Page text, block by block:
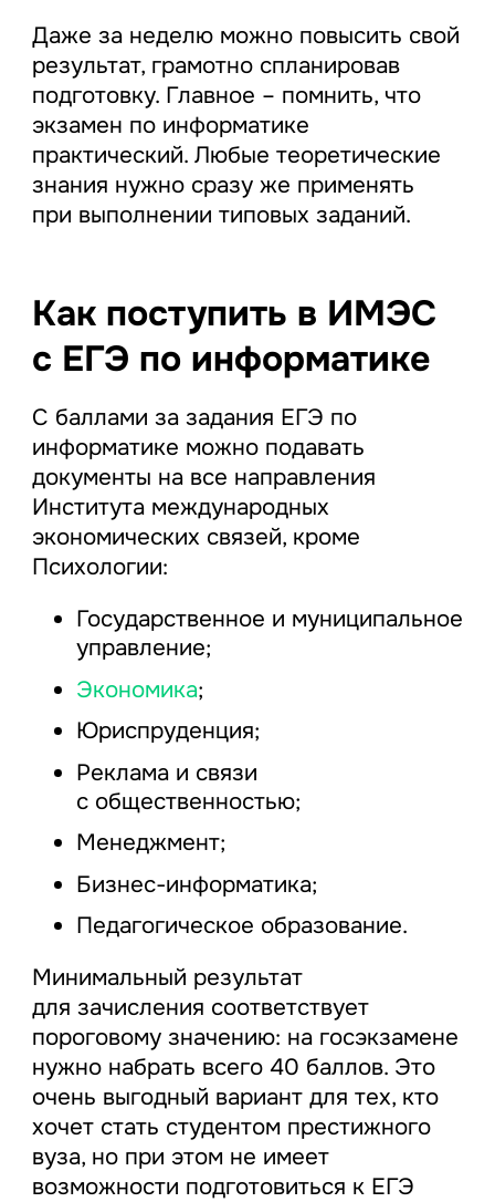
Даже за неделю можно повысить свой
результат, грамотно спланировав
подготовку. Главное – помнить, что
экзамен по информатике
практический. Любые теоретические
знания нужно сразу же применять
при выполнении типовых заданий.
Как поступить в ИМЭС
с ЕГЭ по информатике
С баллами за задания ЕГЭ по
информатике можно подавать
документы на все направления
Института международных
экономических связей, кроме
Психологии:
Государственное и муниципальное
управление;
Экономика;
Юриспруденция;
Реклама и связи
с общественностью;
Менеджмент;
Бизнес-информатика;
Педагогическое образование.
Минимальный результат
для зачисления соответствует
пороговому значению: на госэкзамене
нужно набрать всего 40 баллов. Это
очень выгодный вариант для тех, кто
хочет стать студентом престижного
вуза, но при этом не имеет
возможности подготовиться к ЕГЭ